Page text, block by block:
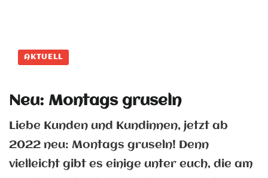
AKTUELL
Neu: Montags gruseln
Liebe Kunden und Kundinnen, jetzt ab
2022 neu: Montags gruseln! Denn
vielleicht gibt es einige unter euch, die am